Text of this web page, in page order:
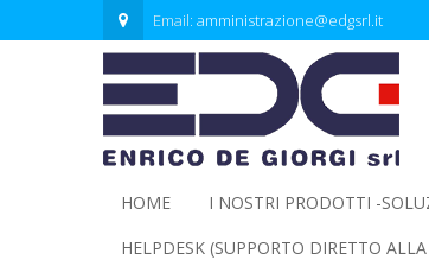
Email: amministrazione@edgsrl.it
HOME I NOSTRI PRODOTTI -
HELPDESK (SUPPORTO DIRETTO